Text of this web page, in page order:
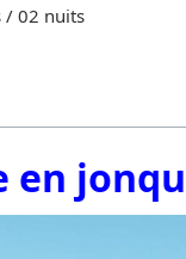
/ 02 nuits